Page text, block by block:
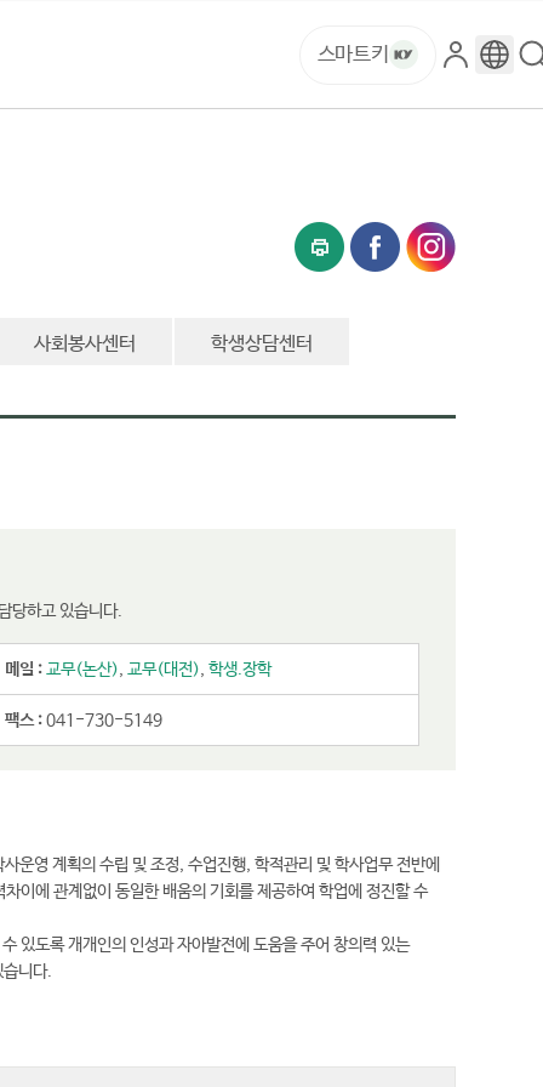
스마트키
로
구
사회봉사센터 학생상담센터
당하고 있습니다.
메일 :교무(논산), 교무(대전), 학생.장학
팩스 :041-730-5149
운영 계획의 수립 및 조정, 수업진행, 학적관리 및 학사업무 전반에
이에 관계없이 동일한 배움의 기회를 제공하여 학업에 정진할 수
있도록 개개인의 인성과 자아발전에 도움을 주어 창의력 있는
니다.